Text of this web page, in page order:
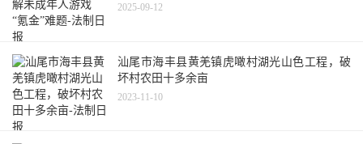
2025-09-12
汕尾市海丰县黄羌镇虎噉村湖光山色工程，破
坏村农田十多余亩
2023-11-10